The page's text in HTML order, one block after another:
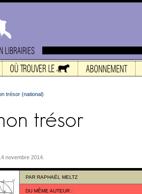
trésor (national)
novembre 2014.
PAR RAPHAËL MELTZ
DU MÊME AUTEUR :